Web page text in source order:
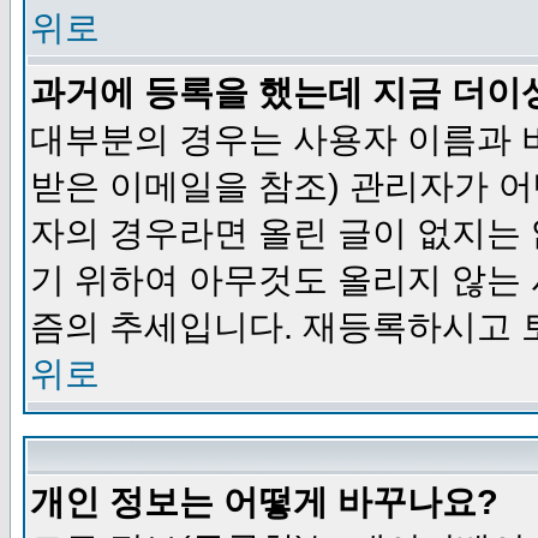
위로
과거에 등록을 했는데 지금 더
대부분의 경우는 사용자 이름과
받은 이메일을 참조) 관리자가
자의 경우라면 올린 글이 없지
기 위하여 아무것도 올리지 않
즘의 추세입니다. 재등록하시고
위로
개인 정보는 어떻게 바꾸나요?